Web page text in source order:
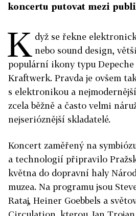
koncertu putovat mezi
K dyž se řekne
nebo sound design,
populární ikony typu Depeche
Kraftwerk. Pravda je ovšem
s elektronikou a
zcela běžně a často velmi
nejserióznější skladatelé.
Koncert zaměřený na
a technologií připravilo
května do dopravní haly
muzea. Na programu jsou
Rataj, Heiner Goebbels a